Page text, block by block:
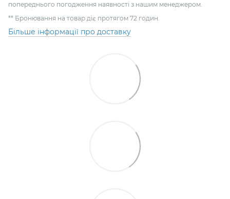
попереднього погодження наявності з нашим менеджером.
** Бронювання на товар діє протягом 72 годин.
Більше інформації про доставку